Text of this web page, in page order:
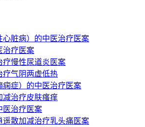
心脏病）的中医治疗医案
治疗医案
疗慢性尿道炎医案
疗气阴两虚低热
痫症）的中医治疗医案
减治疗皮肤瘙痒
医治疗医案
遥散加减治疗乳头痛医案